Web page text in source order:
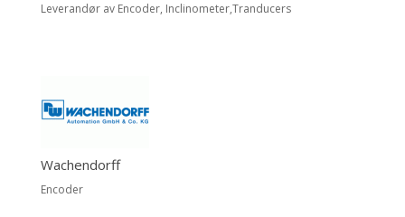
Leverandør av Encoder, Inclinometer,Tranducers
Wachendorff
Encoder